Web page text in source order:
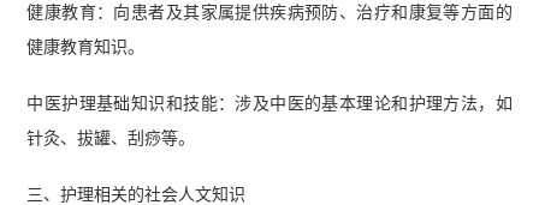
健康教育：向患者及其家属提供疾病预防、治疗和康复等方面的
健康教育知识。
中医护理基础知识和技能：涉及中医的基本理论和护理方法，如
针灸、拔罐、刮痧等。
三、护理相关的社会人文知识